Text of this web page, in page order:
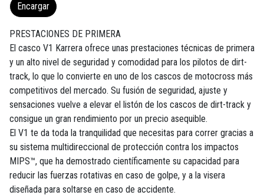
Encargar
PRESTACIONES DE PRIMERA
El casco V1 Karrera ofrece unas prestaciones técnicas de primera
y un alto nivel de seguridad y comodidad para los pilotos de dirt-
track, lo que lo convierte en uno de los cascos de motocross más
competitivos del mercado. Su fusión de seguridad, ajuste y
sensaciones vuelve a elevar el listón de los cascos de dirt-track y
consigue un gran rendimiento por un precio asequible.
El V1 te da toda la tranquilidad que necesitas para correr gracias a
su sistema multidireccional de protección contra los impactos
MIPS™, que ha demostrado científicamente su capacidad para
reducir las fuerzas rotativas en caso de golpe, y a la visera
diseñada para soltarse en caso de accidente.